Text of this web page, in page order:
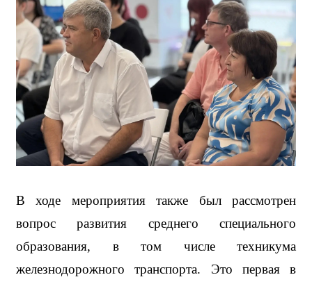
В ходе мероприятия также был рассмотрен
вопрос развития среднего специального
образования, в том числе техникума
железнодорожного транспорта. Это первая в